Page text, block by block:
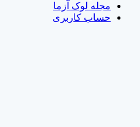
مجله لوک آزما
حساب کاربری